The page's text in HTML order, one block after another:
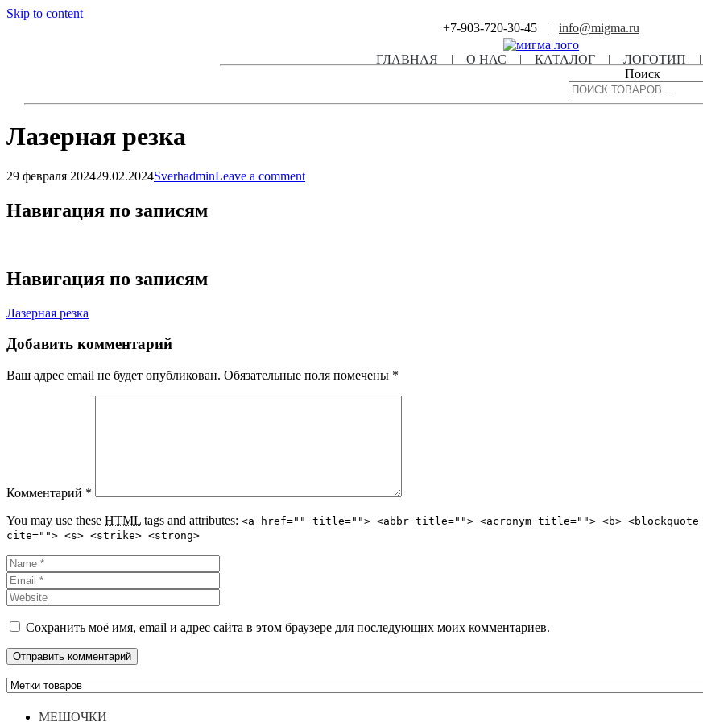
Skip to content
+7-903-720-30-45 | info@migma.ru
ГЛАВНАЯ | О НАС | КАТАЛОГ | ЛОГОТИП
Поиск
Лазерная резка
29 февраля 202429.02.2024SverhadminLeave a comment
Навигация по записям
Навигация по записям
Лазерная резка
Добавить комментарий
Ваш адрес email не будет опубликован. Обязательные поля помечены *
Комментарий *
You may use these HTML tags and attributes: <a href="" title=""> <abbr title=""> <acronym title=""> <b> <blockquote
cite=""> <s> <strike> <strong>
Сохранить моё имя, email и адрес сайта в этом браузере для последующих моих комментариев.
МЕШОЧКИ